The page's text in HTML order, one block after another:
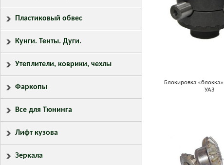
Блокировка
УАЗ
Пластиковый обвес
Кунги. Тенты. Дуги.
Утеплители, коврики, чехлы
Фаркопы
Все для Тюнинга
Лифт кузова
Зеркала